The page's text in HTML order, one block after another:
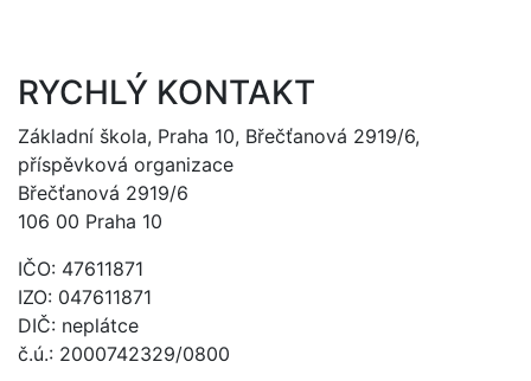
RYCHLÝ KONTAKT
Základní škola, Praha 10, Břečťanová 2919/6,
příspěvková organizace
Břečťanová 2919/6
106 00 Praha 10
IČO: 47611871
IZO: 047611871
DIČ: neplátce
č.ú.: 2000742329/0800